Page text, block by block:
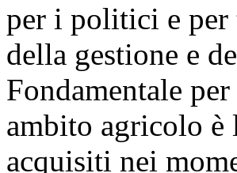
per i politici e per
della gestione e
Fondamentale
ambito agricolo
acquisiti nei